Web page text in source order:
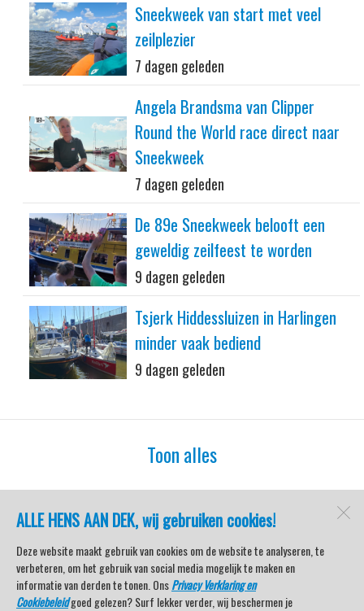
ALLE HENS AAN DEK, wij gebruiken cookies!
Deze website maakt gebruik van cookies om de website te analyseren, te
verbeteren, om het gebruik van social media mogelijk te maken en
informatie van derden te tonen. OnsPrivacy Verklaring en
Cookiebeleidgoed gelezen? Surf lekker verder, wij beschermen je
Sneekweek van start met veel
zeilplezier
7 dagen geleden
Angela Brandsma van Clipper
Round the World race direct naar
Sneekweek
7 dagen geleden
De 89e Sneekweek belooft een
geweldig zeilfeest te worden
9 dagen geleden
Tsjerk Hiddessluizen in Harlingen
minder vaak bediend
9 dagen geleden
Toon alles
watersport-tv
Lemmer
Open desktopversie